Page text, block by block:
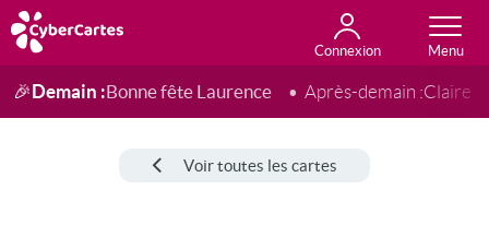
Connexion
Anniversaire
Fête du jour
Amour
Amitié
Merci
Toutes les cartes
🎉Demain :Bonne fête Laurence Après-demain :Claire
Voir toutes les cartes